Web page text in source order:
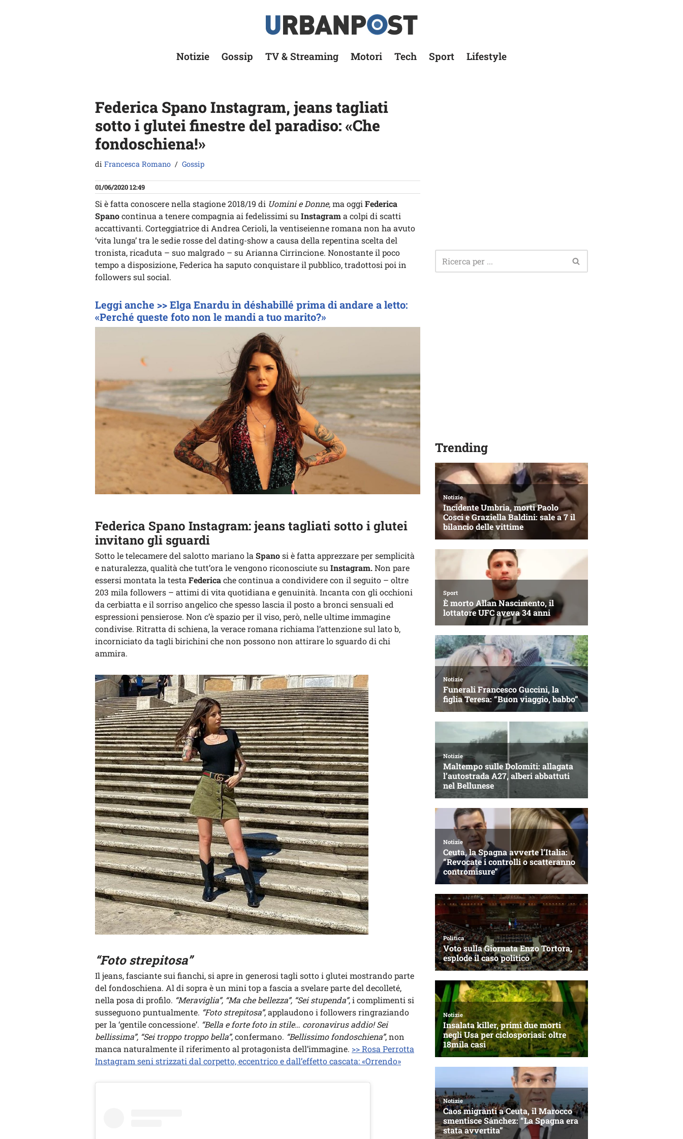
Notizie Gossip TV & Streaming Motori Tech Sport Lifestyle
Federica Spano Instagram, jeans tagliati
sotto i glutei finestre del paradiso: «Che
fondoschiena!»
di Francesca Romano Gossip
01/06/2020 12:49
Si è fatta conoscere nella stagione 2018/19 di Uomini e Donne,ma oggi Federica
Spanocontinua a tenere compagnia ai fedelissimi su Instagrama colpi di scatti
accattivanti. Corteggiatrice di Andrea Cerioli, la ventiseienne romana non ha avuto
‘vita lunga’ tra le sedie rosse del dating-show a causa della repentina scelta del
tronista, ricaduta – suo malgrado – su Arianna Cirrincione. Nonostante il poco
tempo a disposizione, Federica ha saputo conquistare il pubblico, tradottosi poi in
followers sul social.
Leggi anche >> Elga Enardu in déshabillé prima di andare a letto:
«Perché queste foto non le mandi a tuo marito?»
Federica Spano Instagram: jeans tagliati sotto i glutei
invitano gli sguardi
Sotto le telecamere del salotto mariano la Spanosi è fatta apprezzare per semplicità
e naturalezza, qualità che tutt’ora le vengono riconosciute su Instagram.Non pare
essersi montata la testa Federicache continua a condividere con il seguito – oltre
203 mila followers – attimi di vita quotidiana e genuinità. Incanta con gli occhioni
da cerbiatta e il sorriso angelico che spesso lascia il posto a bronci sensuali ed
espressioni pensierose. Non c’è spazio per il viso, però, nelle ultime immagine
condivise. Ritratta di schiena, la verace romana richiama l’attenzione sul lato b,
incorniciato da tagli birichini che non possono non attirare lo sguardo di chi
ammira.
“Foto strepitosa”
Il jeans, fasciante sui fianchi, si apre in generosi tagli sotto i glutei mostrando parte
del fondoschiena. Al di sopra è un mini top a fascia a svelare parte del decolleté,
nella posa di profilo. “Meraviglia”, “Ma che bellezza”, “Sei stupenda”, i complimenti si
susseguono puntualmente. “Foto strepitosa”, applaudono i followers ringraziando
per la ‘gentile concessione’. “Bella e forte foto in stile… coronavirus addio! Sei
bellissima”, “Sei troppo troppo bella”, confermano. “Bellissimo fondoschiena”, non
manca naturalmente il riferimento al protagonista dell’immagine. >> Rosa Perrotta
Instagram seni strizzati dal corpetto, eccentrico e dall’effetto cascata: «Orrendo»
Trending